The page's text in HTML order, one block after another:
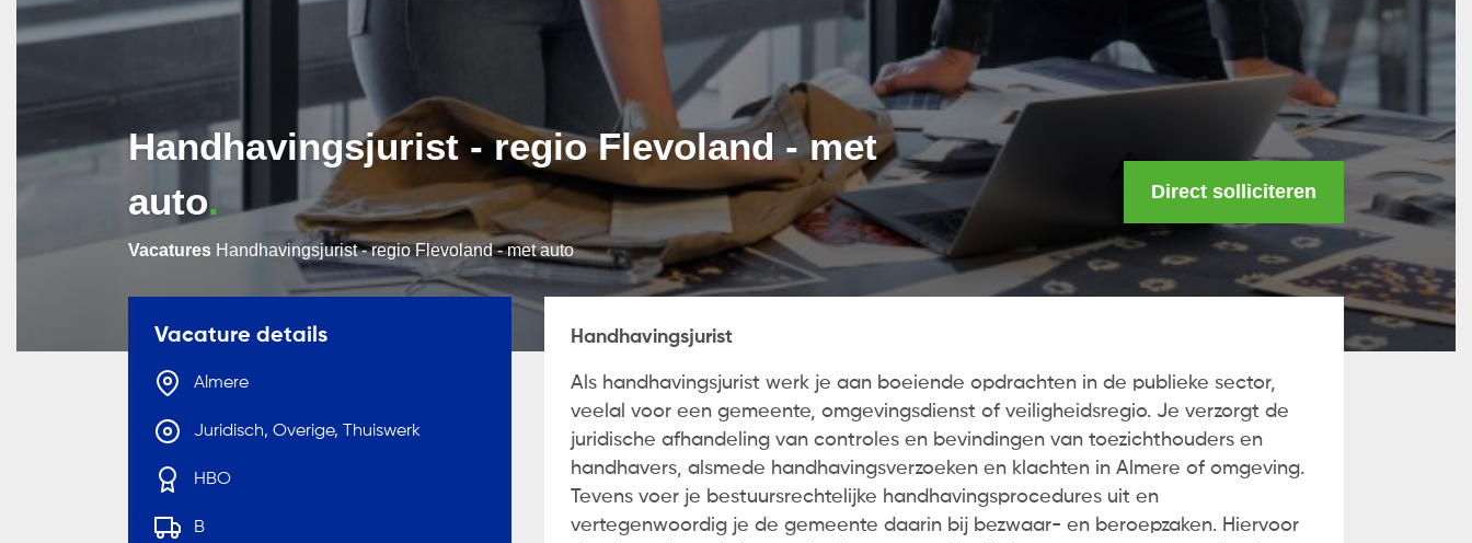
Handhavingsjurist - regio Flevoland - met
auto
Vacatures Handhavingsjurist - regio Flevoland - met auto
Direct solliciteren
Vacature details
Almere
Juridisch, Overige, Thuiswerk
HBO
B
Handhavingsjurist
Als handhavingsjurist werk je aan boeiende opdrachten in de publieke sector,
veelal voor een gemeente, omgevingsdienst of veiligheidsregio. Je verzorgt de
juridische afhandeling van controles en bevindingen van toezichthouders en
handhavers, alsmede handhavingsverzoeken en klachten in Almere of omgeving.
Tevens voer je bestuursrechtelijke handhavingsprocedures uit en
vertegenwoordig je de gemeente daarin bij bezwaar- en beroepzaken. Hiervoor